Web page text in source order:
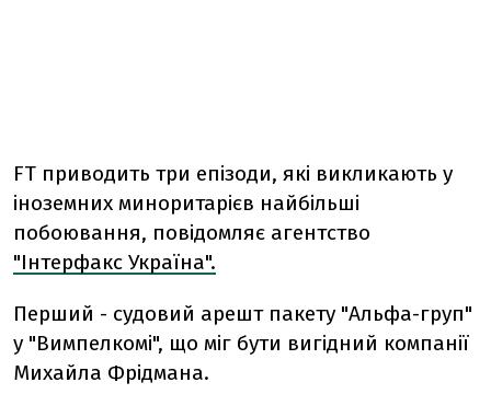
FT приводить три епізоди, які викликають у
іноземних миноритарієв найбільші
побоювання, повідомляє агентство
"Інтерфакс Україна".
Перший - судовий арешт пакету "Альфа-груп"
у "Вимпелкомі", що міг бути вигідний компанії
Михайла Фрідмана.